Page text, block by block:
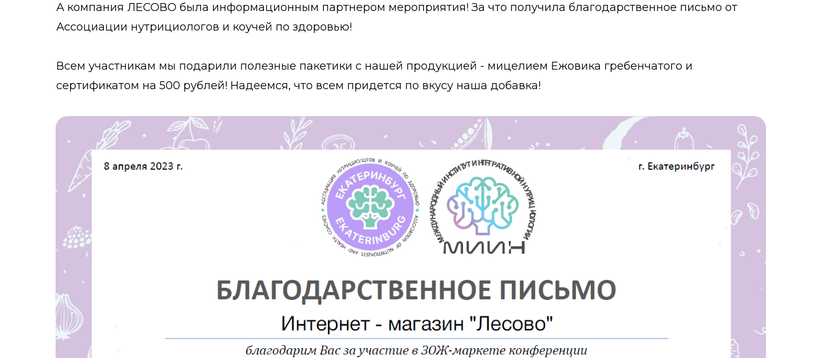
А компания ЛЕСОВО была информационным партнером мероприятия! За что получила благодарственное письмо от
Ассоциации нутрициологов и коучей по здоровью!
Всем участникам мы подарили полезные пакетики с нашей продукцией - мицелием Ежовика гребенчатого и
сертификатом на 500 рублей! Надеемся, что всем придется по вкусу наша добавка!